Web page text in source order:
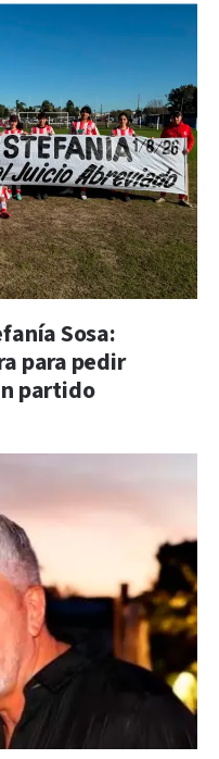
Sosa:
para pedir
partido